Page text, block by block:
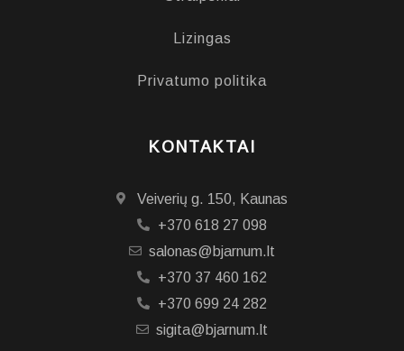
Lizingas
Privatumo politika
KONTAKTAI
Veiverių g. 150, Kaunas
+370 618 27 098
salonas@bjarnum.lt
+370 37 460 162
+370 699 24 282
sigita@bjarnum.lt